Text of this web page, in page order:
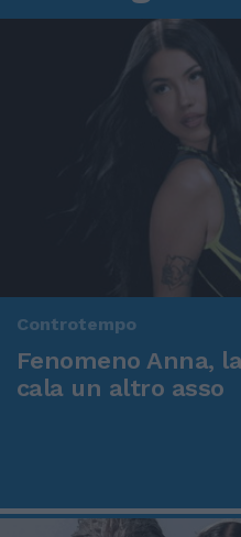
Controtempo
Fenomeno Anna,
cala un altro asso